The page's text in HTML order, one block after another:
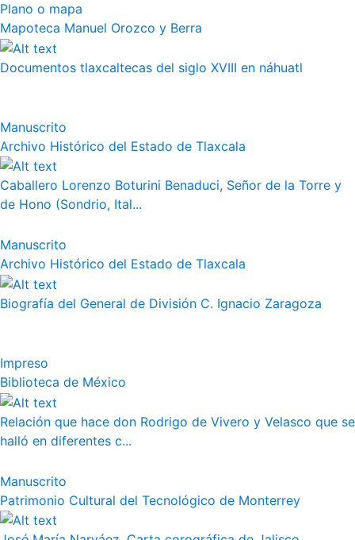
Plano o mapa
Mapoteca Manuel Orozco y Berra
Documentos tlaxcaltecas del siglo XVIII en náhuatl
Manuscrito
Archivo Histórico del Estado de Tlaxcala
Caballero Lorenzo Boturini Benaduci, Señor de la Torre y
de Hono (Sondrio, Ital...
Manuscrito
Archivo Histórico del Estado de Tlaxcala
Biografía del General de División C. Ignacio Zaragoza
Impreso
Biblioteca de México
Relación que hace don Rodrigo de Vivero y Velasco que se
halló en diferentes c...
Manuscrito
Patrimonio Cultural del Tecnológico de Monterrey